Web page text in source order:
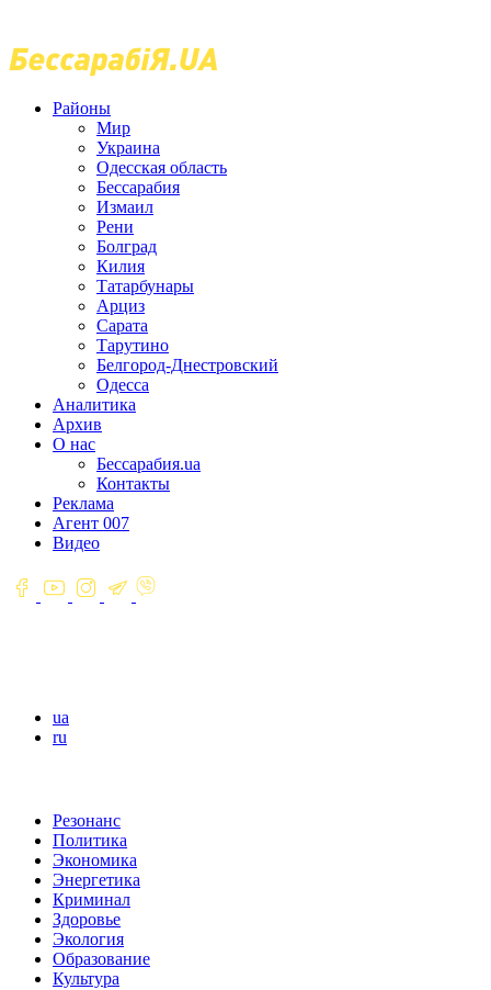
Районы
Мир
Украина
Одесская область
Бессарабия
Измаил
Рени
Болград
Килия
Татарбунары
Арциз
Сарата
Тарутино
Белгород-Днестровский
Одесса
Аналитика
Архив
О нас
Бессарабия.ua
Контакты
Реклама
Агент 007
Видео
ua
ru
Резонанс
Политика
Экономика
Энергетика
Криминал
Здоровье
Экология
Образование
Культура